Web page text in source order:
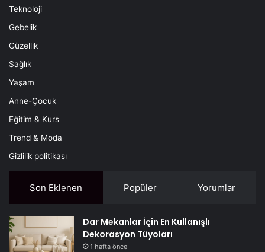
Teknoloji
Gebelik
Güzellik
Sağlık
Yaşam
Anne-Çocuk
Eğitim & Kurs
Trend & Moda
Gizlilik politikası
Son Eklenen Popüler Yorumlar
Dar Mekanlar İçin En Kullanışlı
Dekorasyon Tüyoları
1 hafta önce